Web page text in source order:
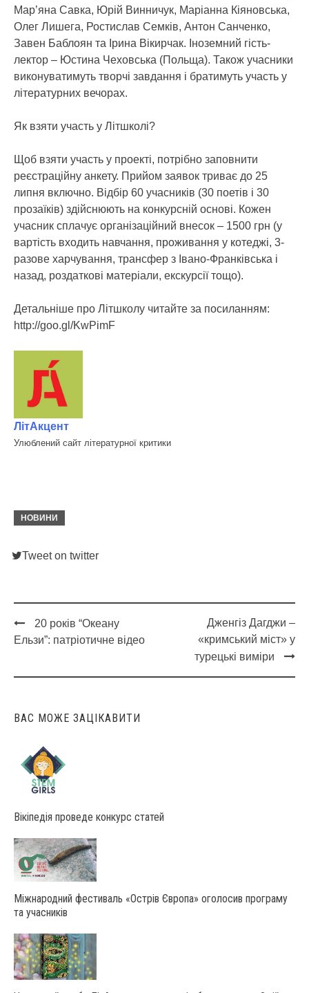
Мар’яна Савка, Юрій Винничук, Маріанна Кіяновська,
Олег Лишега, Ростислав Семків, Антон Санченко,
Завен Баблоян та Ірина Вікирчак. Іноземний гість-
лектор – Юстина Чеховська (Польща). Також учасники
виконуватимуть творчі завдання і братимуть участь у
літературних вечорах.
Як взяти участь у Літшколі?
Щоб взяти участь у проекті, потрібно заповнити
реєстраційну анкету. Прийом заявок триває до 25
липня включно. Відбір 60 учасників (30 поетів і 30
прозаїків) здійснюють на конкурсній основі. Кожен
учасник сплачує організаційний внесок – 1500 грн (у
вартість входить навчання, проживання у котеджі, 3-
разове харчування, трансфер з Івано-Франківська і
назад, роздаткові матеріали, екскурсії тощо).
Детальніше про Літшколу читайте за посиланням:
http://goo.gl/KwPimF
ЛітАкцент
Улюблений сайт літературної критики
НОВИНИ
Tweet on twitter
Post
20 років “Океану
Ельзи”: патріотичне відео
Дженгіз Дагджи –
«кримський міст» у
турецькі виміри
ВАС МОЖЕ ЗАЦІКАВИТИ
Вікіпедія проведе конкурс статей
Міжнародний фестиваль «Острів Європа» оголосив програму
та учасників